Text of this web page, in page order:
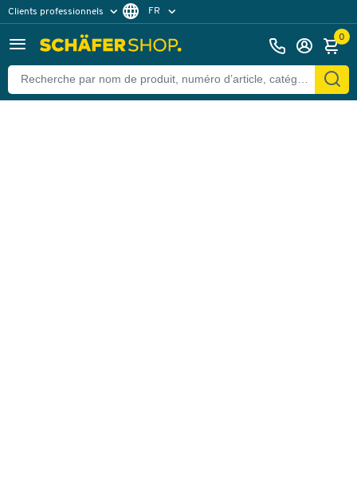
Clients professionnels
Clients particuliers
FR
0
Retour